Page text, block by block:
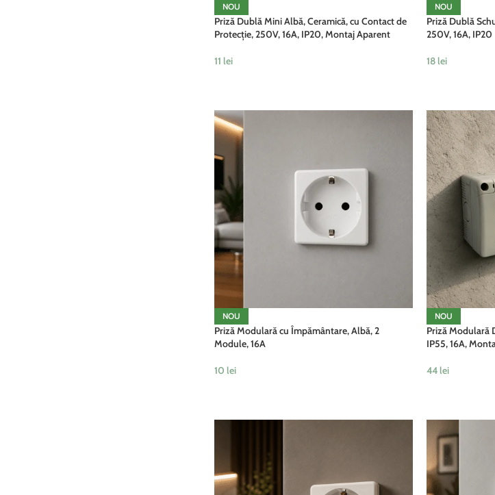
NOU
Priză Dublă Mini Albă, Ceramică, cu Contact de
Protecție, 250V, 16A, IP20, Montaj Aparent
11 lei
NOU
Priză Dublă
250V, 16A, IP20
18 lei
NOU
Priză Modulară cu Împământare, Albă, 2
Module, 16A
10 lei
NOU
Priză Modulară
IP55, 16A,
44 lei